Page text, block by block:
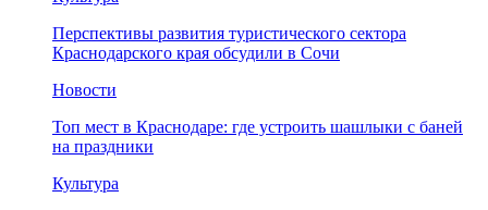
Перспективы развития туристического сектора
Краснодарского края обсудили в Сочи
Новости
Топ мест в Краснодаре: где устроить шашлыки с баней
на праздники
Культура